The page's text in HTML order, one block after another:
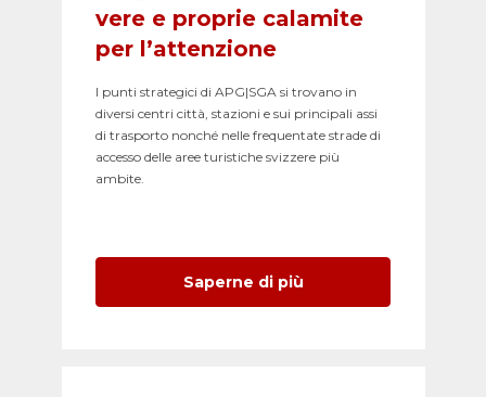
vere e proprie calamite
per l’attenzione
I punti strategici di APG|SGA si trovano in
diversi centri città, stazioni e sui principali assi
di trasporto nonché nelle frequentate strade di
accesso delle aree turistiche svizzere più
ambite.
Saperne di più